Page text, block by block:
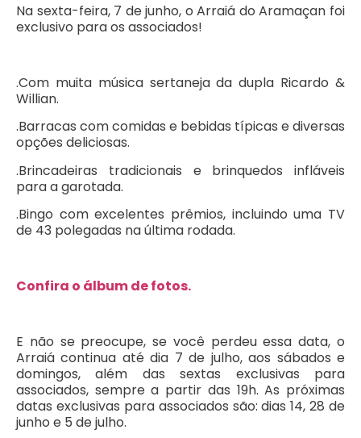
Na sexta-feira, 7 de junho, o Arraiá do Aramaçan foi
exclusivo para os associados!
.Com muita música sertaneja da dupla Ricardo &
Willian.
.Barracas com comidas e bebidas típicas e diversas
opções deliciosas.
.Brincadeiras tradicionais e brinquedos infláveis
para a garotada.
.Bingo com excelentes prêmios, incluindo uma TV
de 43 polegadas na última rodada.
Confira o álbum de fotos.
E não se preocupe, se você perdeu essa data, o
Arraiá continua até dia 7 de julho, aos sábados e
domingos, além das sextas exclusivas para
associados, sempre a partir das 19h. As próximas
datas exclusivas para associados são: dias 14, 28 de
junho e 5 de julho.